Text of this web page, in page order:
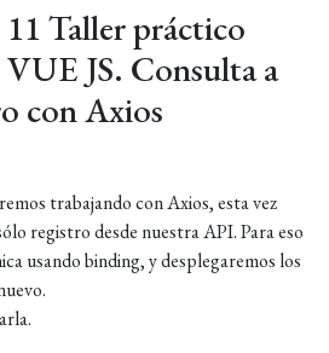
Taller práctico
JS. Consulta a
con Axios
trabajando con Axios, esta vez
registro desde nuestra API. Para eso
usando binding, y desplegaremos los